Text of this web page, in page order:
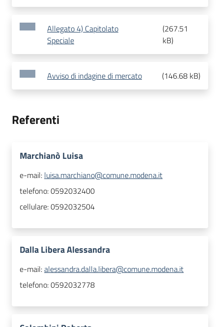
Allegato 4) Capitolato
Speciale
(267.51
kB)
Avviso di indagine di mercato (146.68 kB)
Referenti
Marchianò Luisa
e-mail: luisa.marchiano@comune.modena.it
telefono:0592032400
cellulare:0592032504
Dalla Libera Alessandra
e-mail:alessandra.dalla.libera@comune.modena.it
telefono:0592032778